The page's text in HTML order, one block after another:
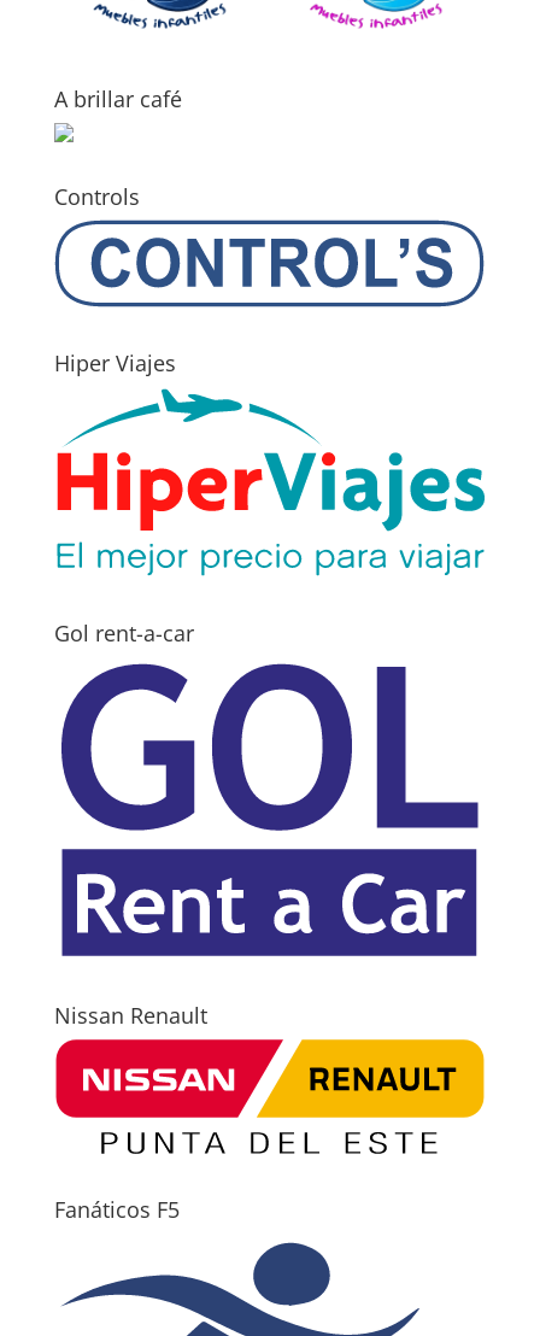
A brillar café
Controls
Hiper Viajes
Gol rent-a-car
Nissan Renault
Fanáticos F5